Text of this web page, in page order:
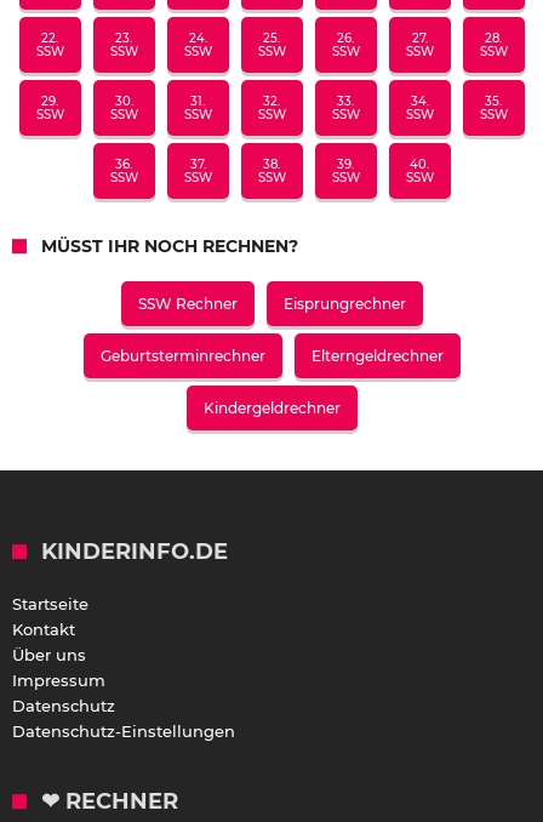
22.
SSW
23.
SSW
24.
SSW
25.
SSW
26.
SSW
27.
SSW
28.
SSW
29.
SSW
30.
SSW
31.
SSW
32.
SSW
33.
SSW
34.
SSW
35.
SSW
36.
SSW
37.
SSW
38.
SSW
39.
SSW
40.
SSW
MÜSST IHR NOCH RECHNEN?
SSW Rechner Eisprungrechner
Geburtsterminrechner Elterngeldrechner
Kindergeldrechner
KINDERINFO.DE
Startseite
Kontakt
Über uns
Impressum
Datenschutz
Datenschutz-Einstellungen
❤ RECHNER